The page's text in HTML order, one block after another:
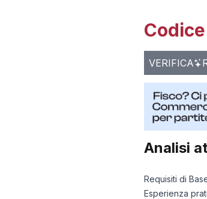
VERIFICA
Analisi
Requisiti di
Esperienza